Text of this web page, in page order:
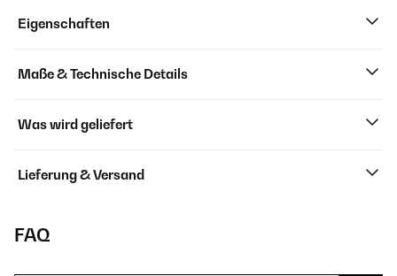
Eigenschaften
Maße & Technische Details
Was wird geliefert
Lieferung & Versand
FAQ